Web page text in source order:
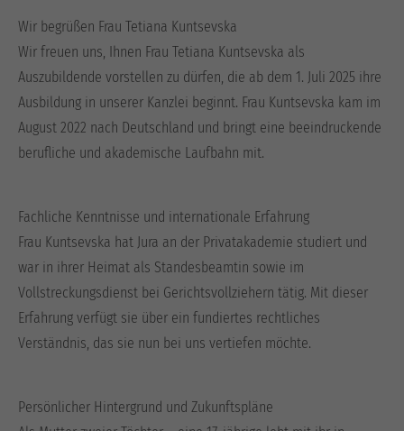
Lorem ipsum dolor sit amet, consectetuer adipiscing
elit.
Aenean commodo ligula eget dolor. Aenean massa. Cum
sociis natoque penatibus et magnis dis parturient
montes, nascetur ridiculus mus. Donec quam felis,
Wir begrüßen Frau Tetiana Kuntsevska
Wir freuen uns, Ihnen Frau Tetiana Kuntsevska als
Auszubildende vorstellen zu dürfen, die ab dem 1. Juli 2025 ihre
Ausbildung in unserer Kanzlei beginnt. Frau Kuntsevska kam im
August 2022 nach Deutschland und bringt eine beeindruckende
berufliche und akademische Laufbahn mit.
Fachliche Kenntnisse und internationale Erfahrung
Frau Kuntsevska hat Jura an der Privatakademie studiert und
war in ihrer Heimat als Standesbeamtin sowie im
Vollstreckungsdienst bei Gerichtsvollziehern tätig. Mit dieser
Erfahrung verfügt sie über ein fundiertes rechtliches
Verständnis, das sie nun bei uns vertiefen möchte.
Persönlicher Hintergrund und Zukunftspläne